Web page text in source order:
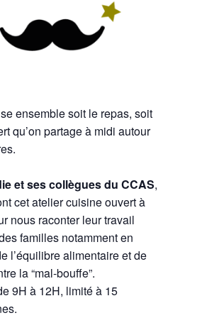
ensemble soit le repas, soit
qu’on partage à midi autour
et ses collègues du CCAS,
cet atelier cuisine ouvert à
nous raconter leur travail
familles notamment en
l’équilibre alimentaire et de
la “mal-bouffe”.
9H à 12H, limité à 15